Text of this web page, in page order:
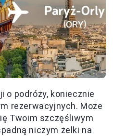
o podróży, koniecznie
rezerwacyjnych. Może
Twoim szczęśliwym
niczym żelki na